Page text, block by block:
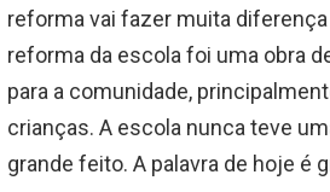
reforma vai fazer muita diferença
reforma da escola foi uma obra
para a comunidade,
crianças. A escola nunca teve
grande feito. A palavra de hoje é